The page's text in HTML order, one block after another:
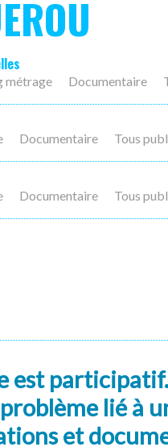
métrage Documentaire
Documentaire Tous
Documentaire Tous
est
lié à
et